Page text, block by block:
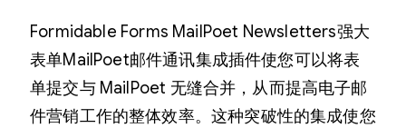
Formidable Forms MailPoet Newsletters强大
表单MailPoet邮件通讯集成插件使您可以将表
单提交与 MailPoet 无缝合并，从而提高电子邮
件营销工作的整体效率。这种突破性的集成使您